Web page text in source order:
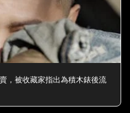
，被收藏家指出為積木錶後流